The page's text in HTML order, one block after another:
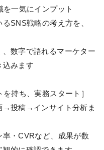
一気にインプット
SNS戦略の考え方を、
、数字で語れるマーケター
込みます
持ち、実務スタート］
→投稿→インサイト分析ま
・CVRなど、成果が数